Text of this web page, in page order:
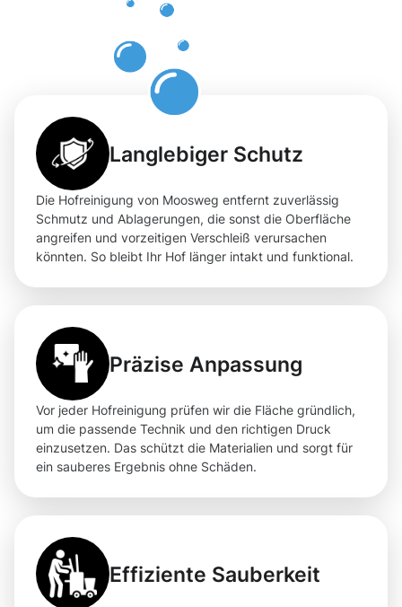
Langlebiger Schutz
Die Hofreinigung von Moosweg entfernt zuverlässig
Schmutz und Ablagerungen, die sonst die Oberfläche
angreifen und vorzeitigen Verschleiß verursachen
könnten. So bleibt Ihr Hof länger intakt und funktional.
Präzise Anpassung
Vor jeder Hofreinigung prüfen wir die Fläche gründlich,
um die passende Technik und den richtigen Druck
einzusetzen. Das schützt die Materialien und sorgt für
ein sauberes Ergebnis ohne Schäden.
Effiziente Sauberkeit